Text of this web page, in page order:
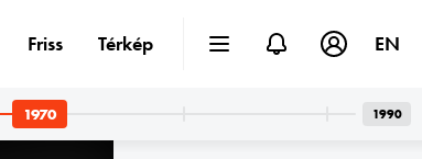
Friss Térkép EN
1990
1970